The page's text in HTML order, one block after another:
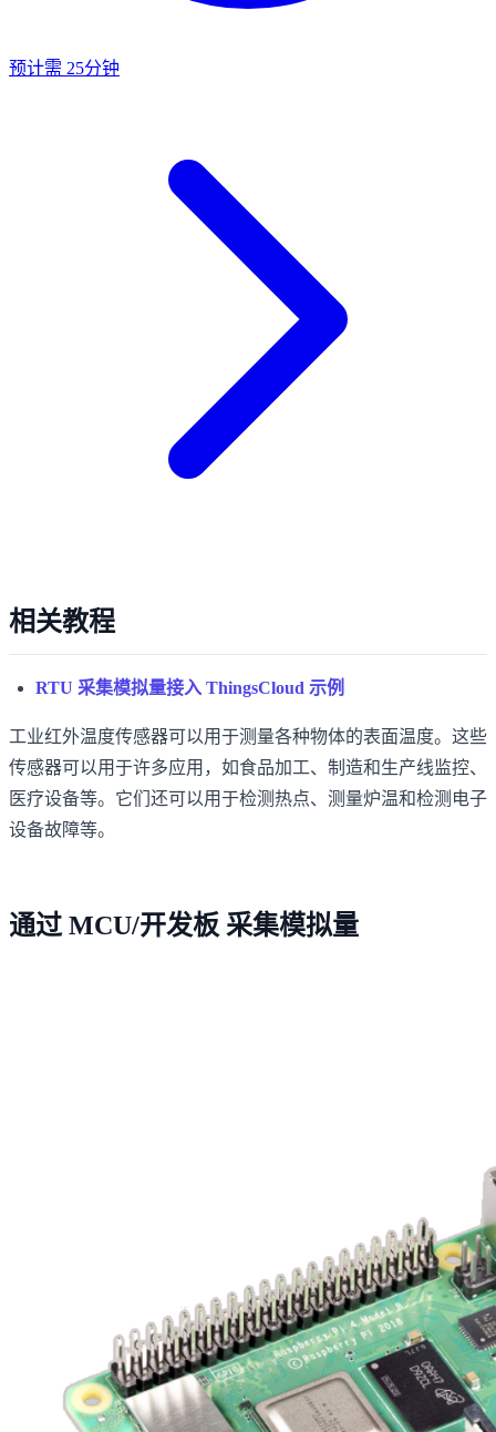
预计需 25分钟
相关教程
RTU 采集模拟量接入 ThingsCloud 示例
工业红外温度传感器可以用于测量各种物体的表面温度。这些
传感器可以用于许多应用，如食品加工、制造和生产线监控、
医疗设备等。它们还可以用于检测热点、测量炉温和检测电子
设备故障等。
通过 MCU/开发板 采集模拟量